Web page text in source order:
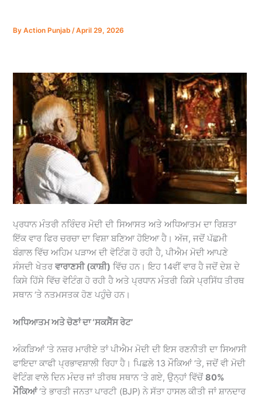
ByAction Punjab/April 29, 2026
ਪ੍ਰਧਾਨ ਮੰਤਰੀ ਨਰਿੰਦਰ ਮੋਦੀ ਦੀ ਸਿਆਸਤ ਅਤੇ ਅਧਿਆਤਮ ਦਾ ਰਿਸ਼ਤਾ
ਇੱਕ ਵਾਰ ਫਿਰ ਚਰਚਾ ਦਾ ਵਿਸ਼ਾ ਬਣਿਆ ਹੋਇਆ ਹੈ। ਅੱਜ, ਜਦੋਂ ਪੱਛਮੀ
ਬੰਗਾਲ ਵਿੱਚ ਅਹਿਮ ਪੜਾਅ ਦੀ ਵੋਟਿੰਗ ਹੋ ਰਹੀ ਹੈ, ਪੀਐਮ ਮੋਦੀ ਆਪਣੇ
ਸੰਸਦੀ ਖੇਤਰਵਾਰਾਣਸੀ (ਕਾਸ਼ੀ) ਵਿੱਚ ਹਨ। ਇਹ 14ਵੀਂ ਵਾਰ ਹੈ ਜਦੋਂ ਦੇਸ਼ ਦੇ
ਕਿਸੇ ਹਿੱਸੇ ਵਿੱਚ ਵੋਟਿੰਗ ਹੋ ਰਹੀ ਹੈ ਅਤੇ ਪ੍ਰਧਾਨ ਮੰਤਰੀ ਕਿਸੇ ਪ੍ਰਸਿੱਧ ਤੀਰਥ
ਸਥਾਨ ‘ਤੇ ਨਤਮਸਤਕ ਹੋਣ ਪਹੁੰਚੇ ਹਨ।
ਅਧਿਆਤਮ ਅਤੇ ਚੋਣਾਂ ਦਾ ‘ਸਕਸੈੱਸ ਰੇਟ’
ਅੰਕੜਿਆਂ ‘ਤੇ ਨਜ਼ਰ ਮਾਰੀਏ ਤਾਂ ਪੀਐਮ ਮੋਦੀ ਦੀ ਇਸ ਰਣਨੀਤੀ ਦਾ ਸਿਆਸੀ
ਫਾਇਦਾ ਕਾਫੀ ਪ੍ਰਭਾਵਸ਼ਾਲੀ ਰਿਹਾ ਹੈ। ਪਿਛਲੇ 13 ਮੌਕਿਆਂ ‘ਤੇ, ਜਦੋਂ ਵੀ ਮੋਦੀ
ਵੋਟਿੰਗ ਵਾਲੇ ਦਿਨ ਮੰਦਰ ਜਾਂ ਤੀਰਥ ਸਥਾਨ ‘ਤੇ ਗਏ, ਉਨ੍ਹਾਂ ਵਿੱਚੋਂ80%
ਮੌਕਿਆਂ‘ਤੇ ਭਾਰਤੀ ਜਨਤਾ ਪਾਰਟੀ (BJP) ਨੇ ਸੱਤਾ ਹਾਸਲ ਕੀਤੀ ਜਾਂ ਸ਼ਾਨਦਾਰ